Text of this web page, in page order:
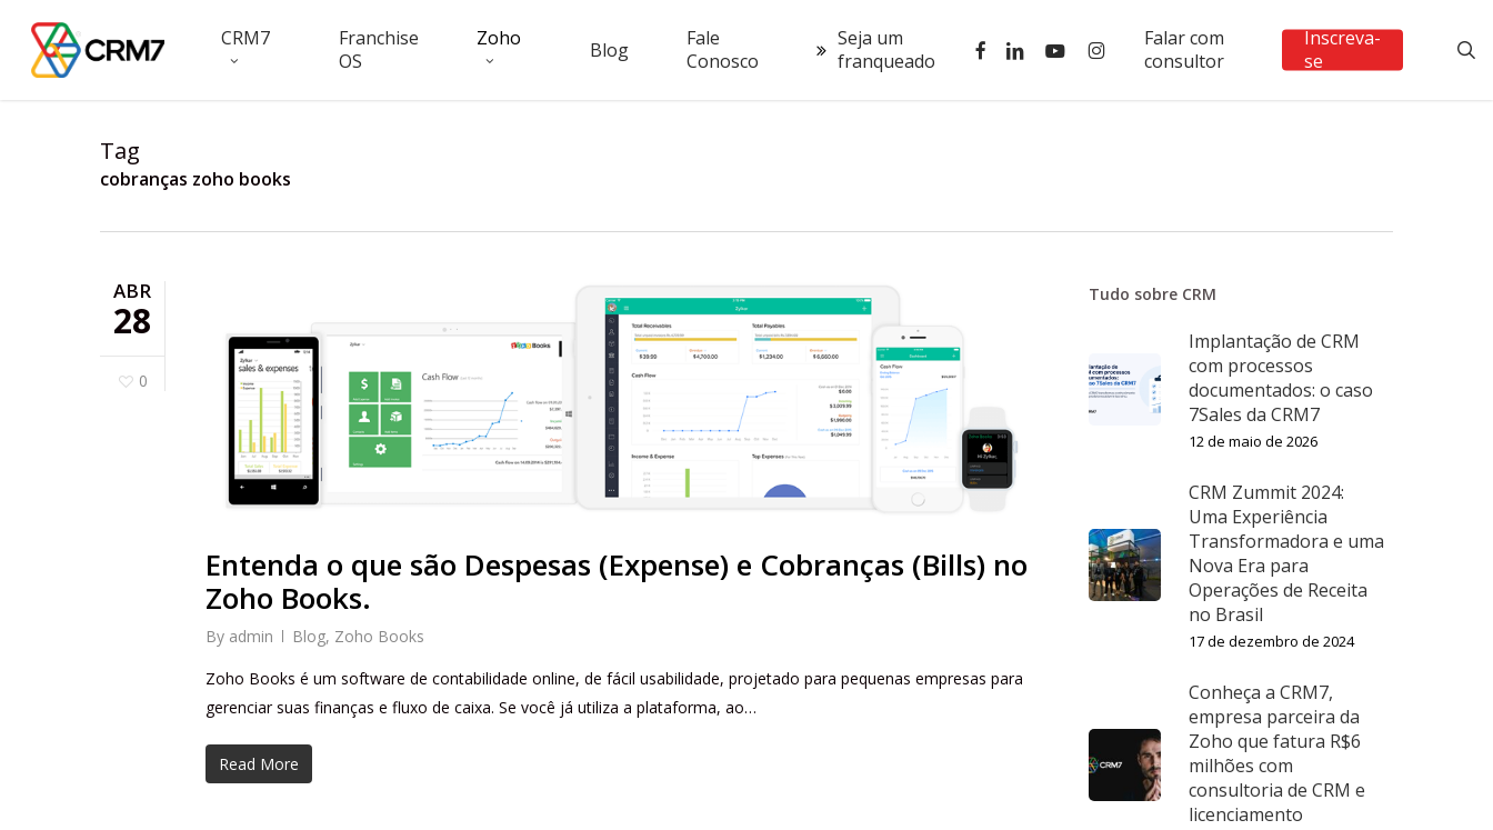
main
CRM7
Franchise
OS
Zoho Blog
Fale
Conosco
Seja um
franqueado
Falar com
consultor
Inscreva-
se
facebooklinkedinyoutubeinstagram
Tag
cobranças zoho books
ABR
28
0
Entenda o que são Despesas (Expense) e Cobranças (Bills) no
Zoho Books.
By admin Blog, Zoho Books
Zoho Books é um software de contabilidade online, de fácil usabilidade, projetado para pequenas empresas para
gerenciar suas finanças e fluxo de caixa. Se você já utiliza a plataforma, ao…
Read More
Tudo sobre CRM
Implantação de CRM
com processos
documentados: o caso
7Sales da CRM7
12 de maio de 2026
CRM Zummit 2024:
Uma Experiência
Transformadora e uma
Nova Era para
Operações de Receita
no Brasil
17 de dezembro de 2024
Conheça a CRM7,
empresa parceira da
Zoho que fatura R$6
milhões com
consultoria de CRM e
licenciamento